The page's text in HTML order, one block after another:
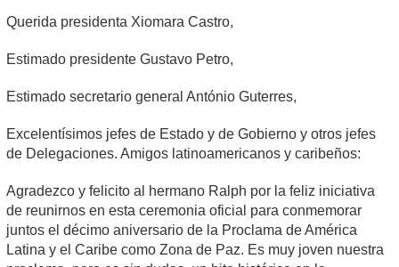
Querida presidenta Xiomara Castro,
Estimado presidente Gustavo Petro,
Estimado secretario general António Guterres,
Excelentísimos jefes de Estado y de Gobierno y otros jefes
de Delegaciones. Amigos latinoamericanos y caribeños:
Agradezco y felicito al hermano Ralph por la feliz iniciativa
de reunirnos en esta ceremonia oficial para conmemorar
juntos el décimo aniversario de la Proclama de América
Latina y el Caribe como Zona de Paz. Es muy joven nuestra